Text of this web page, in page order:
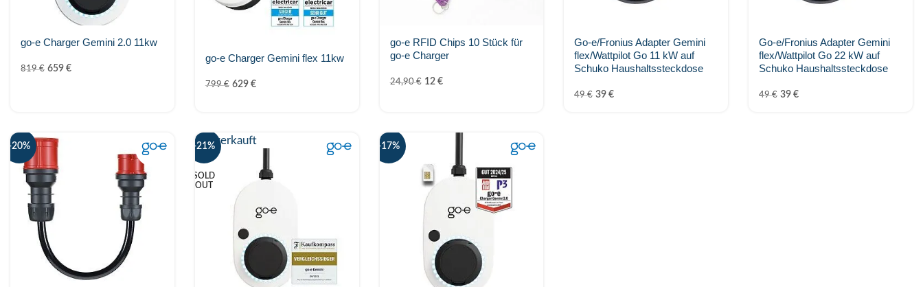
go-e Charger Gemini 2.0 11kw
819€ 659 €
go-e Charger Gemini flex 11kw
799€ 629 €
go-e RFID Chips 10 Stück für
go-e Charger
24,90€ 12 €
Go-e/Fronius Adapter Gemini
flex/Wattpilot Go 11 kW auf
Schuko Haushaltssteckdose
49€ 39€
Go-e/Fronius Adapter Gemini
flex/Wattpilot Go 22 kW auf
Schuko Haushaltssteckdose
49€ 39€
-20% Ausverkauft
-21%
SOLD
OUT
-17%